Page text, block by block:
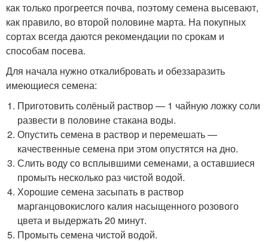
как только прогреется почва, поэтому семена высевают,
как правило, во второй половине марта. На покупных
сортах всегда даются рекомендации по срокам и
способам посева.
Для начала нужно откалибровать и обеззаразить
имеющиеся семена:
Приготовить солёный раствор — 1 чайную ложку соли
развести в половине стакана воды.
Опустить семена в раствор и перемешать —
качественные семена при этом опустятся на дно.
Слить воду со всплывшими семенами, а оставшиеся
промыть несколько раз чистой водой.
Хорошие семена засыпать в раствор
марганцовокислого калия насыщенного розового
цвета и выдержать 20 минут.
Промыть семена чистой водой.